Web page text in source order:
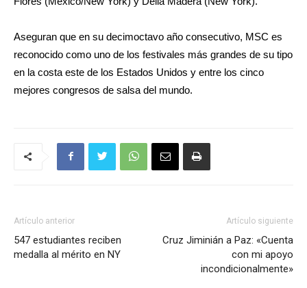
Aseguran que en su decimoctavo año consecutivo, MSC es
reconocido como uno de los festivales más grandes de su tipo
en la costa este de los Estados Unidos y entre los cinco
mejores congresos de salsa del mundo.
Artículo anterior
547 estudiantes reciben
medalla al mérito en NY
Artículo siguiente
Cruz Jiminián a Paz: «Cuenta
con mi apoyo
incondicionalmente»